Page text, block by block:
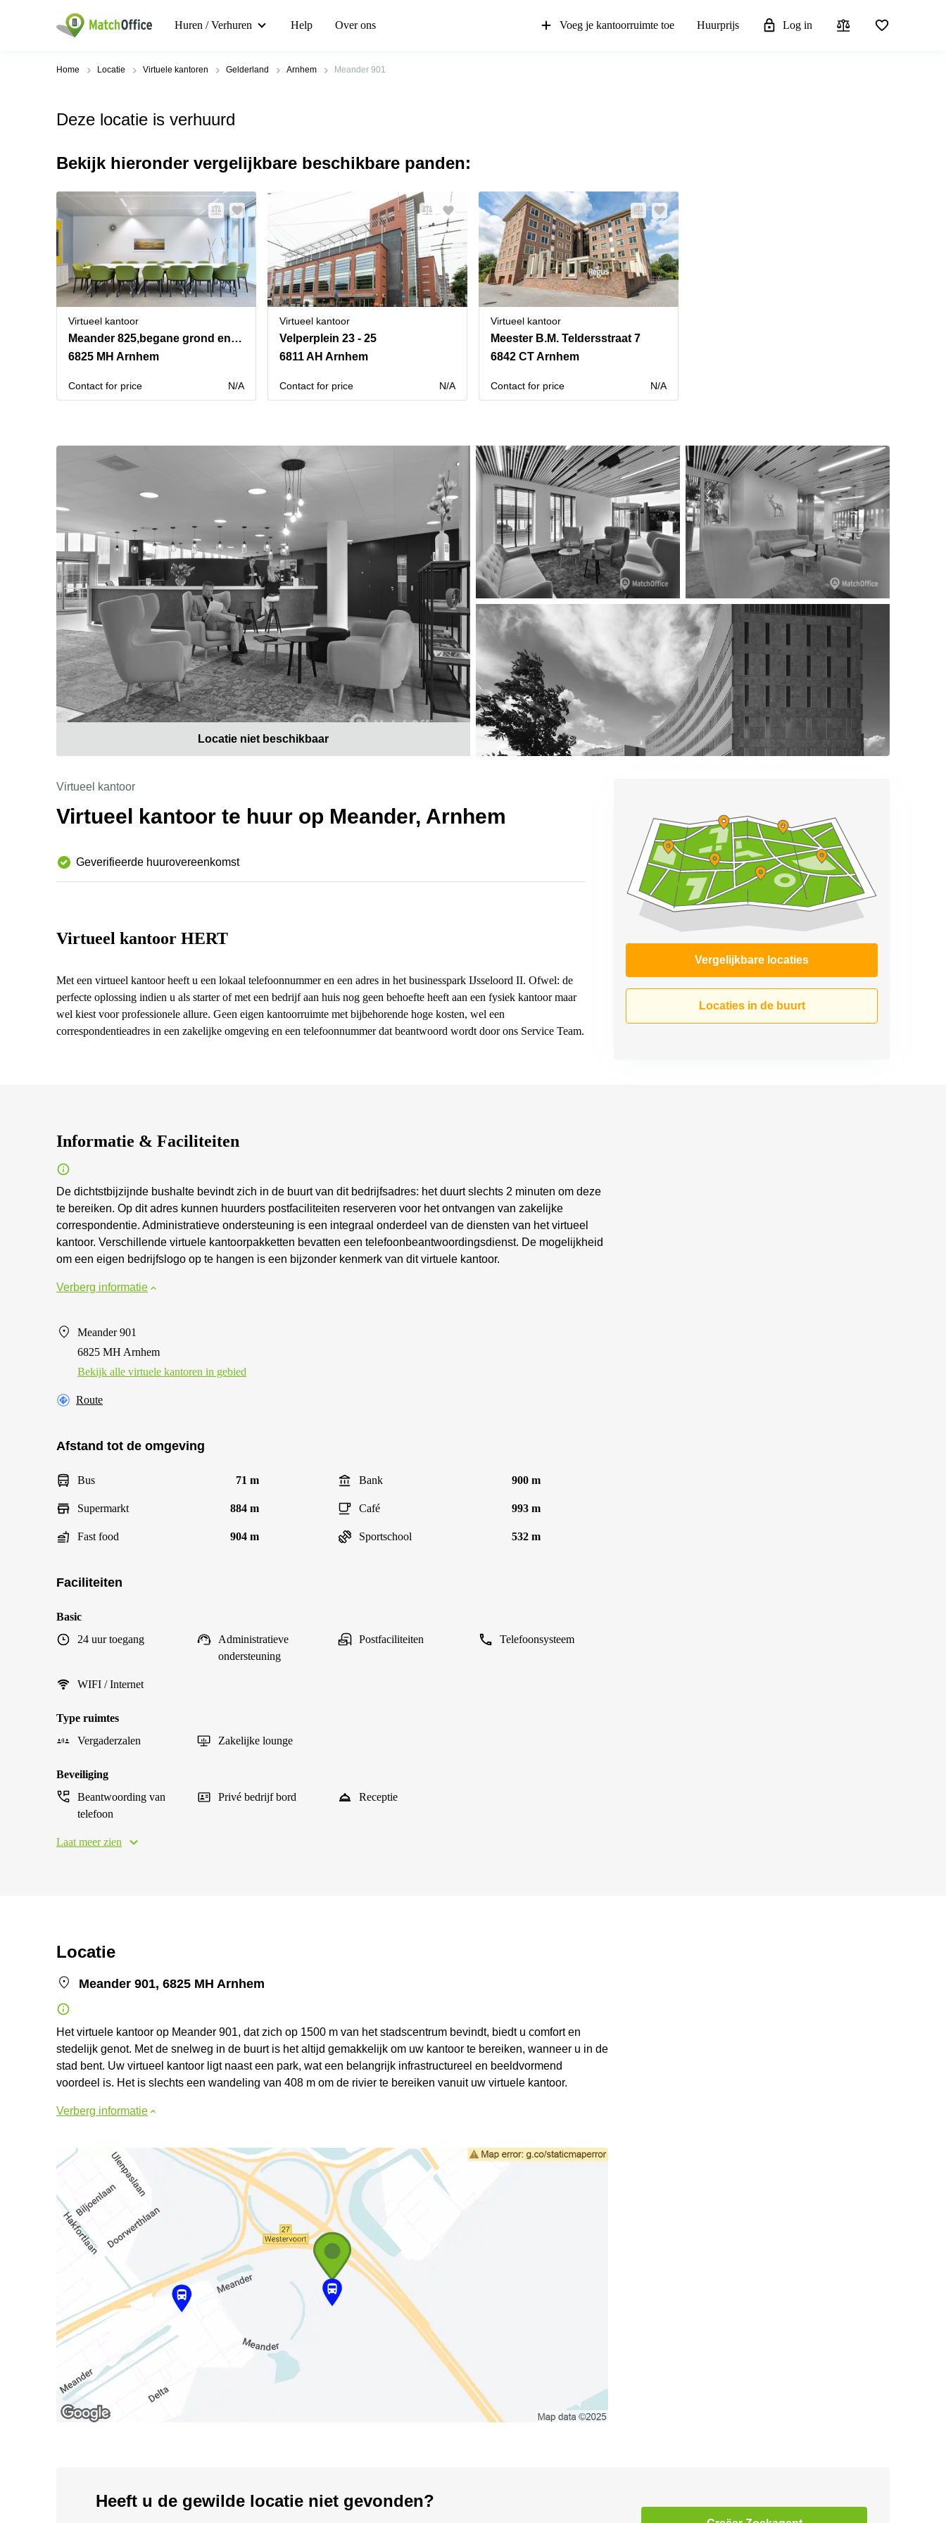
Huren / Verhuren Help Over ons Voeg je kantoorruimte toe Huurprijs Log in
Home Locatie Virtuele kantoren Gelderland Arnhem Meander 901
Deze locatie is verhuurd
Bekijk hieronder vergelijkbare beschikbare panden:
Virtueel kantoor
Meander 825,begane grond en 1e verdieping
6825 MH Arnhem
Contact for price N/A
Virtueel kantoor
Velperplein 23 - 25
6811 AH Arnhem
Contact for price N/A
Virtueel kantoor
Meester B.M. Teldersstraat 7
6842 CT Arnhem
Contact for price N/A
Locatie niet beschikbaar
Virtueel kantoor
Virtueel kantoor te huur op Meander, Arnhem
Geverifieerde huurovereenkomst
Vergelijkbare locaties
Locaties in de buurt
Virtueel kantoor HERT
Met een virtueel kantoor heeft u een lokaal telefoonnummer en een adres in het businesspark IJsseloord II. Ofwel: de
perfecte oplossing indien u als starter of met een bedrijf aan huis nog geen behoefte heeft aan een fysiek kantoor maar
wel kiest voor professionele allure. Geen eigen kantoorruimte met bijbehorende hoge kosten, wel een
correspondentieadres in een zakelijke omgeving en een telefoonnummer dat beantwoord wordt door ons Service Team.
Informatie & Faciliteiten
De dichtstbijzijnde bushalte bevindt zich in de buurt van dit bedrijfsadres: het duurt slechts 2 minuten om deze
te bereiken. Op dit adres kunnen huurders postfaciliteiten reserveren voor het ontvangen van zakelijke
correspondentie. Administratieve ondersteuning is een integraal onderdeel van de diensten van het virtueel
kantoor. Verschillende virtuele kantoorpakketten bevatten een telefoonbeantwoordingsdienst. De mogelijkheid
om een eigen bedrijfslogo op te hangen is een bijzonder kenmerk van dit virtuele kantoor.
Verberg informatie
Meander 901
6825 MH Arnhem
Bekijk alle virtuele kantoren in gebied
Route
Afstand tot de omgeving
Bus 71 m Bank 900 m
Supermarkt 884 m Café 993 m
Fast food 904 m Sportschool 532 m
Faciliteiten
Basic
24 uur toegang
Administratieve
ondersteuning
Postfaciliteiten Telefoonsysteem
WIFI / Internet
Type ruimtes
Vergaderzalen
Zakelijke lounge
Beveiliging
Beantwoording van
telefoon
Privé bedrijf bord Receptie
Laat meer zien
Locatie
Meander 901, 6825 MH Arnhem
Het virtuele kantoor op Meander 901, dat zich op 1500 m van het stadscentrum bevindt, biedt u comfort en
stedelijk genot. Met de snelweg in de buurt is het altijd gemakkelijk om uw kantoor te bereiken, wanneer u in de
stad bent. Uw virtueel kantoor ligt naast een park, wat een belangrijk infrastructureel en beeldvormend
voordeel is. Het is slechts een wandeling van 408 m om de rivier te bereiken vanuit uw virtuele kantoor.
Verberg informatie
Heeft u de gewilde locatie niet gevonden?